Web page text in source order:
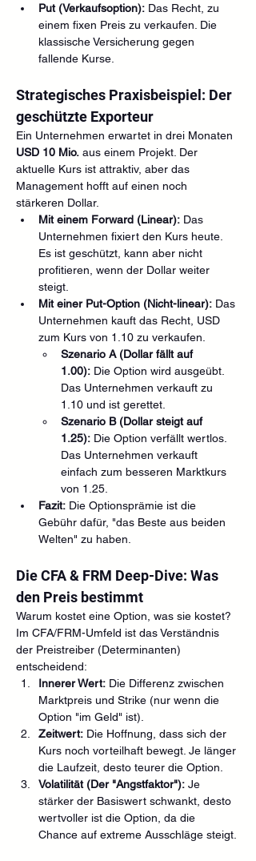
Put (Verkaufsoption): Das Recht, zu
einem fixen Preis zu verkaufen. Die
klassische Versicherung gegen
fallende Kurse.
Strategisches Praxisbeispiel: Der
geschützte Exporteur
Ein Unternehmen erwartet in drei Monaten
USD 10 Mio. aus einem Projekt. Der
aktuelle Kurs ist attraktiv, aber das
Management hofft auf einen noch
stärkeren Dollar.
Mit einem Forward (Linear): Das
Unternehmen fixiert den Kurs heute.
Es ist geschützt, kann aber nicht
profitieren, wenn der Dollar weiter
steigt.
Mit einer Put-Option (Nicht-linear): Das
Unternehmen kauft das Recht, USD
zum Kurs von 1.10 zu verkaufen.
Szenario A (Dollar fällt auf
1.00): Die Option wird ausgeübt.
Das Unternehmen verkauft zu
1.10 und ist gerettet.
Szenario B (Dollar steigt auf
1.25): Die Option verfällt wertlos.
Das Unternehmen verkauft
einfach zum besseren Marktkurs
von 1.25.
Fazit: Die Optionsprämie ist die
Gebühr dafür, "das Beste aus beiden
Welten" zu haben.
Die CFA & FRM Deep-Dive: Was
den Preis bestimmt
Warum kostet eine Option, was sie kostet?
Im CFA/FRM-Umfeld ist das Verständnis
der Preistreiber (Determinanten)
entscheidend:
Innerer Wert: Die Differenz zwischen
Marktpreis und Strike (nur wenn die
Option "im Geld" ist).
Zeitwert: Die Hoffnung, dass sich der
Kurs noch vorteilhaft bewegt. Je länger
die Laufzeit, desto teurer die Option.
Volatilität (Der "Angstfaktor"): Je
stärker der Basiswert schwankt, desto
wertvoller ist die Option, da die
Chance auf extreme Ausschläge steigt.